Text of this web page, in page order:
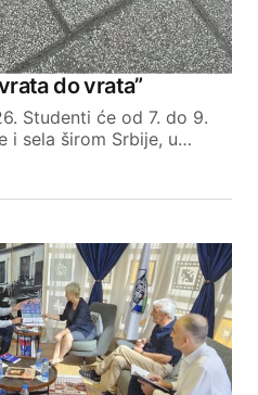
do vrata”
Studenti će od 7. do 9.
i sela širom Srbije, u…